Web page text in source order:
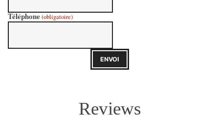
Téléphone(obligatoire)
ENVOI
Reviews